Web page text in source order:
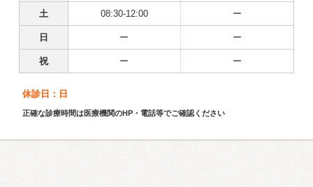
土 08:30-12:00 ー
日 ー ー
祝 ー ー
休診日：日
正確な診療時間は医療機関のHP・電話等でご確認ください